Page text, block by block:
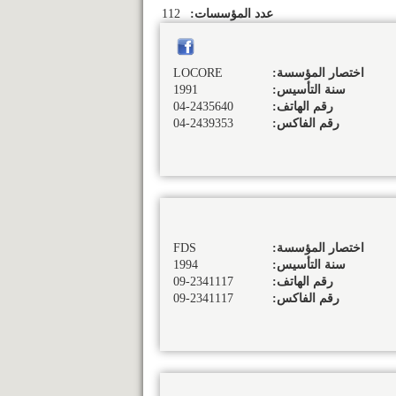
عدد المؤسسات: 112
اختصار المؤسسة:
LOCORE
سنة التأسيس:
1991
رقم الهاتف:
04-2435640
رقم الفاكس:
04-2439353
اختصار المؤسسة:
FDS
سنة التأسيس:
1994
رقم الهاتف:
09-2341117
رقم الفاكس:
09-2341117